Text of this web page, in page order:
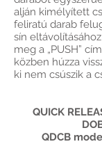
alján kimélyített
feliratú darab
sín
meg a „PUSH”
közben húzza
ki nem csúszik a
QUICK
QDCB